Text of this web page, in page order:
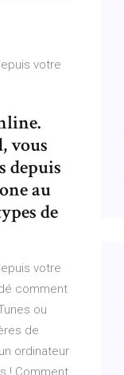
votre
vous
depuis
au
de
votre
comment
ou
de
ordinateur
! Comment